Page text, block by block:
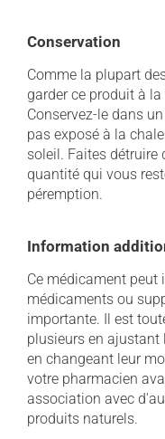
Conservation
Comme la plupart
garder ce produit à
Conservez-le dans
pas exposé à la
soleil. Faites détruire
quantité qui vous
péremption.
Information
Ce médicament peut
médicaments ou
importante. Il est
plusieurs en ajustant
en changeant leur
votre pharmacien
association avec
produits naturels.